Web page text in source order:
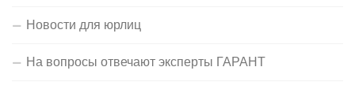
Новости для юрлиц
На вопросы отвечают эксперты ГАРАНТ